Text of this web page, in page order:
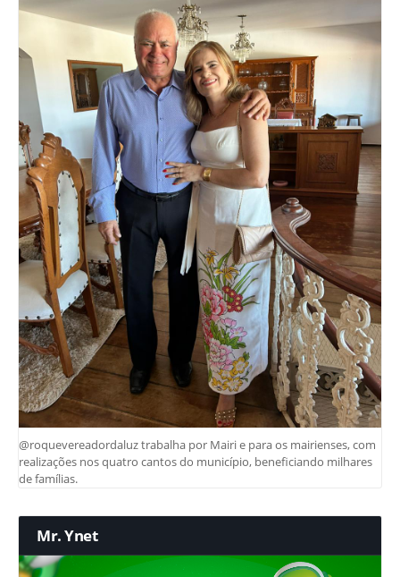
@roquevereadordaluz trabalha por Mairi e para os mairienses, com
realizações nos quatro cantos do município, beneficiando milhares
de famílias.
Mr. Ynet